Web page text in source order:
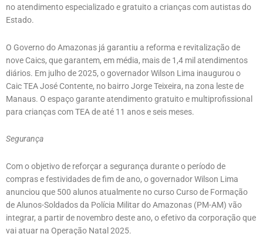
no atendimento especializado e gratuito a crianças com autistas do
Estado.
O Governo do Amazonas já garantiu a reforma e revitalização de
nove Caics, que garantem, em média, mais de 1,4 mil atendimentos
diários. Em julho de 2025, o governador Wilson Lima inaugurou o
Caic TEA José Contente, no bairro Jorge Teixeira, na zona leste de
Manaus. O espaço garante atendimento gratuito e multiprofissional
para crianças com TEA de até 11 anos e seis meses.
Segurança
Com o objetivo de reforçar a segurança durante o período de
compras e festividades de fim de ano, o governador Wilson Lima
anunciou que 500 alunos atualmente no curso Curso de Formação
de Alunos-Soldados da Polícia Militar do Amazonas (PM-AM) vão
integrar, a partir de novembro deste ano, o efetivo da corporação que
vai atuar na Operação Natal 2025.